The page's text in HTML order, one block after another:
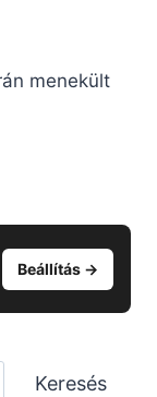
menekült
Beállítás →
Keresés